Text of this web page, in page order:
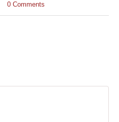
0 Comments